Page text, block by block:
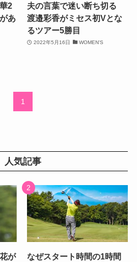
2
あ
夫の言葉で迷い断ち切る
渡邉彩香がミセス初Vとな
るツアー5勝目
2022年5月16日 WOMEN'S
1
人気記事
が
なぜスタート時間の1時間